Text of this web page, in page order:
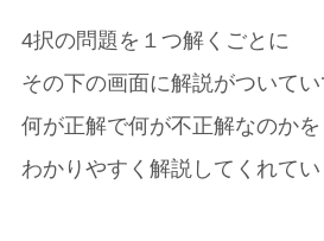
4択の問題を１つ解くごとに
その下の画面に解説がついてい
何が正解で何が不正解なのかを
わかりやすく解説してくれて